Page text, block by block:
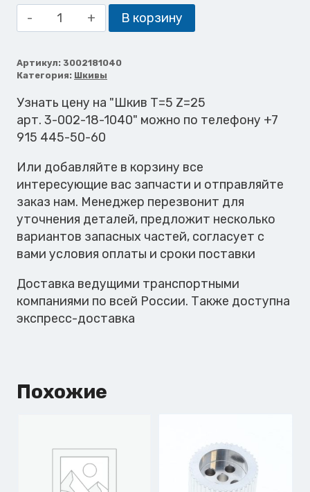
Количество
товара
Т=5
Z=25
В корзину
Артикул: 3002181040
Категория: Шкивы
Узнать цену на "Шкив Т=5 Z=25
арт. 3-002-18-1040" можно по телефону +7
915 445-50-60
Или добавляйте в корзину все
интересующие вас запчасти и отправляйте
заказ нам. Менеджер перезвонит для
уточнения деталей, предложит несколько
вариантов запасных частей, согласует с
вами условия оплаты и сроки поставки
Доставка ведущими транспортными
компаниями по всей России. Также доступна
экспресс-доставка
Похожие